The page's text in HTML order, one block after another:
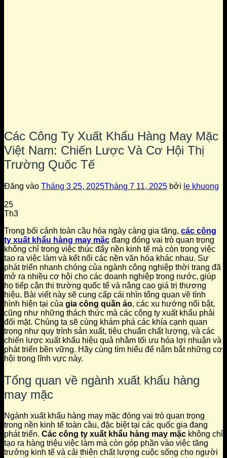
Các Công Ty Xuất Khẩu Hàng May Mặc
Việt Nam: Chiến Lược Và Cơ Hội Thị
Trường Quốc Tế
Đăng vào Tháng 3 25, 2025Tháng 7 11, 2025 bởi le khuong
25
Th3
Trong bối cảnh toàn cầu hóa ngày càng gia tăng, các công
ty xuất khẩu hàng may mặc đang đóng vai trò quan trọng
không chỉ trong việc thúc đẩy nền kinh tế mà còn trong việc
tạo ra việc làm và kết nối các nền văn hóa khác nhau. Sự
phát triển nhanh chóng của ngành công nghiệp thời trang đã
mở ra nhiều cơ hội cho các doanh nghiệp trong nước, giúp
họ tiếp cận thị trường quốc tế và nâng cao giá trị thương
hiệu. Bài viết này sẽ cung cấp cái nhìn tổng quan về tình
hình hiện tại của gia công quần áo, các xu hướng nổi bật,
cũng như những thách thức mà các công ty xuất khẩu phải
đối mặt. Chúng ta sẽ cùng khám phá các khía cạnh quan
trọng như quy trình sản xuất, tiêu chuẩn chất lượng, và các
chiến lược xuất khẩu hiệu quả nhằm tối ưu hóa lợi nhuận và
phát triển bền vững. Hãy cùng tìm hiểu để nắm bắt những cơ
hội trong lĩnh vực này.
Tổng quan về ngành xuất khẩu hàng
may mặc
Ngành xuất khẩu hàng may mặc đóng vai trò quan trọng
trong nền kinh tế toàn cầu, đặc biệt tại các quốc gia đang
phát triển. Các công ty xuất khẩu hàng may mặc không chỉ
tạo ra hàng triệu việc làm mà còn góp phần vào việc tăng
trưởng kinh tế và cải thiện chất lượng cuộc sống cho người